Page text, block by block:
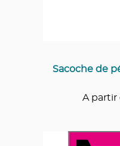
Sacoche de
A partir